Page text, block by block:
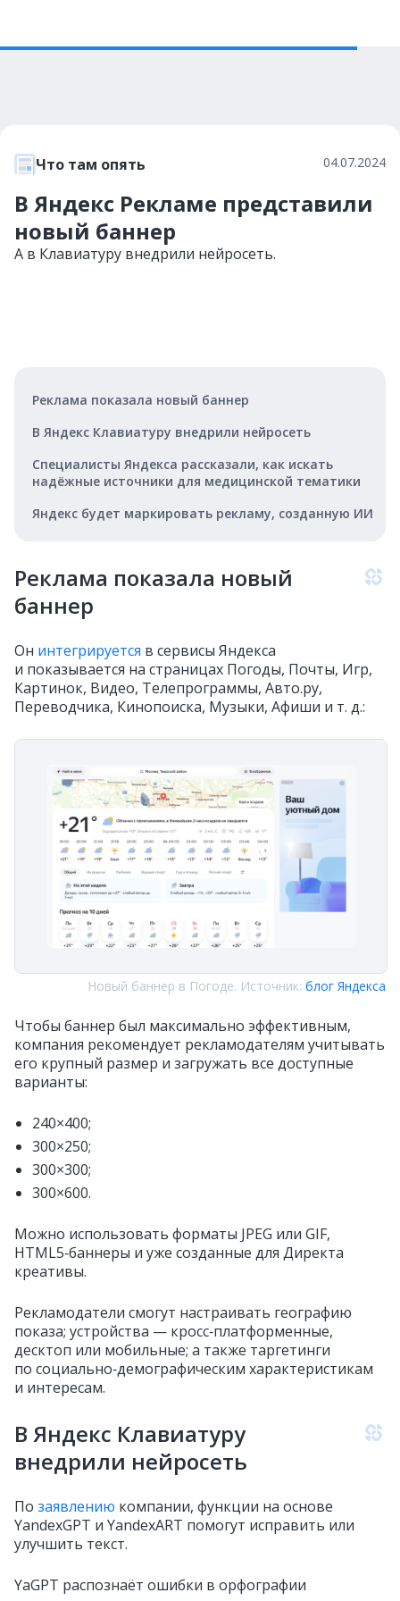
Что там опять 04.07.2024
В Яндекс Рекламе представили
новый баннер
А в Клавиатуру внедрили нейросеть.
Реклама показала новый баннер
В Яндекс Клавиатуру внедрили нейросеть
Специалисты Яндекса рассказали, как искать
надёжные источники для медицинской тематики
Яндекс будет маркировать рекламу, созданную ИИ
Реклама показала новый
баннер
Он интегрируется в сервисы Яндекса
и показывается на страницах Погоды, Почты, Игр,
Картинок, Видео, Телепрограммы, Авто.ру,
Переводчика, Кинопоиска, Музыки, Афиши и т. д.:
Новый баннер в Погоде. Источник: блог Яндекса
Чтобы баннер был максимально эффективным,
компания рекомендует рекламодателям учитывать
его крупный размер и загружать все доступные
варианты:
240×400;
300×250;
300×300;
300×600.
Можно использовать форматы JPEG или GIF,
HTML5‑баннеры и уже созданные для Директа
креативы.
Рекламодатели смогут настраивать географию
показа; устройства — кросс‑платформенные,
десктоп или мобильные; а также таргетинги
по социально‑демографическим характеристикам
и интересам.
В Яндекс Клавиатуру
внедрили нейросеть
По заявлению компании, функции на основе
YandexGPT и YandexART помогут исправить или
улучшить текст.
YaGPT распознаёт ошибки в орфографии